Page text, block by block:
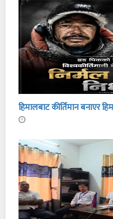
हिमालबाट कीर्तिमान बनाएर